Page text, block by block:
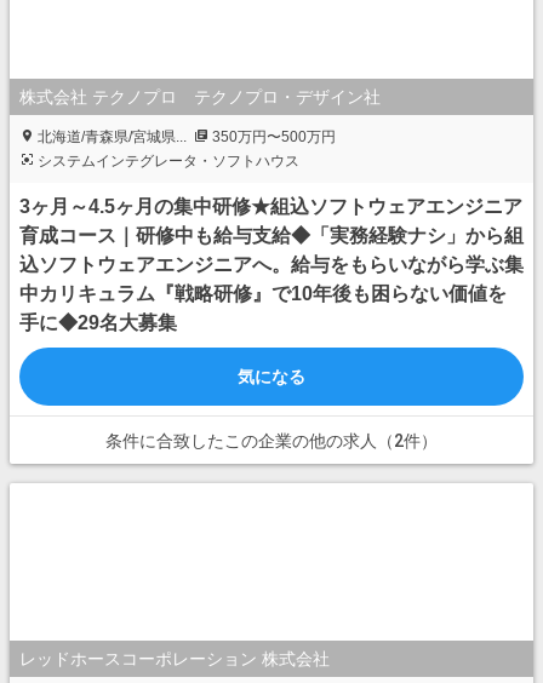
株式会社 テクノプロ テクノプロ・デザイン社
北海道/青森県/宮城県...
350万円〜500万円
システムインテグレータ・ソフトハウス
3ヶ月～4.5ヶ月の集中研修★組込ソフトウェアエンジニア
育成コース｜研修中も給与支給◆「実務経験ナシ」から組
込ソフトウェアエンジニアへ。給与をもらいながら学ぶ集
中カリキュラム『戦略研修』で10年後も困らない価値を
手に◆29名大募集
気になる
条件に合致したこの企業の他の求人（2件）
レッドホースコーポレーション 株式会社